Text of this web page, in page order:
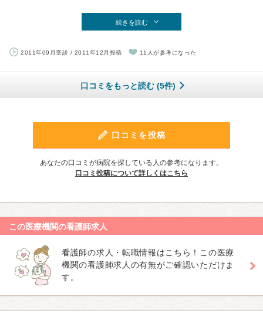
続きを読む
2011年09月受診 / 2011年12月投稿 11人が参考になった
口コミをもっと読む (5件)
口コミを投稿
あなたの口コミが病院を探している人の参考になります。
口コミ投稿について詳しくはこちら
この医療機関の看護師求人
看護師の求人・転職情報はこちら！この医療
機関の看護師求人の有無がご確認いただけま
す。